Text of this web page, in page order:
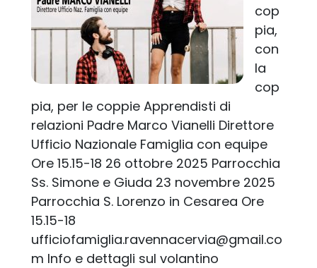
cop
pia,
con
la
cop
pia, per le coppie Apprendisti di
relazioni Padre Marco Vianelli Direttore
Ufficio Nazionale Famiglia con equipe
Ore 15.15-18 26 ottobre 2025 Parrocchia
Ss. Simone e Giuda 23 novembre 2025
Parrocchia S. Lorenzo in Cesarea Ore
15.15-18
ufficiofamiglia.ravennacervia@gmail.co
m Info e dettagli sul volantino